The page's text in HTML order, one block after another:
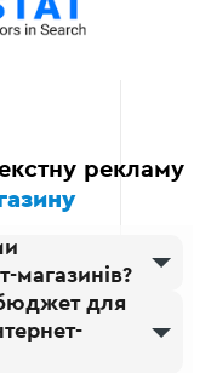
бізнесу.
24/7
яких труднощів.
сервіс
підхід.
рекламу
магазинів?
для